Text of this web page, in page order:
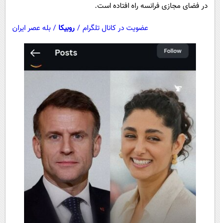
در فضای مجازی فرانسه راه افتاده است.
عضویت در کانال تلگرام / روبیکا / بله عصر ایران